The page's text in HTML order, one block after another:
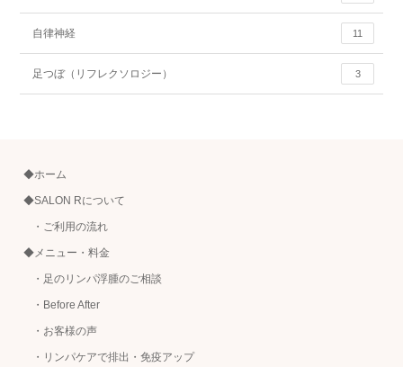
自律神経 11
足つぼ（リフレクソロジー） 3
◆ホーム
◆SALON Rについて
・ご利用の流れ
◆メニュー・料金
・足のリンパ浮腫のご相談
・Before After
・お客様の声
・リンパケアで排出・免疫アップ